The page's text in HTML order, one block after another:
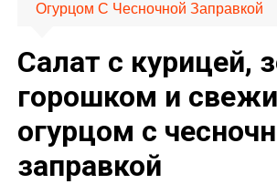
Огурцом С Чесночной Заправкой
Салат с курицей,
горошком и
огурцом с
заправкой